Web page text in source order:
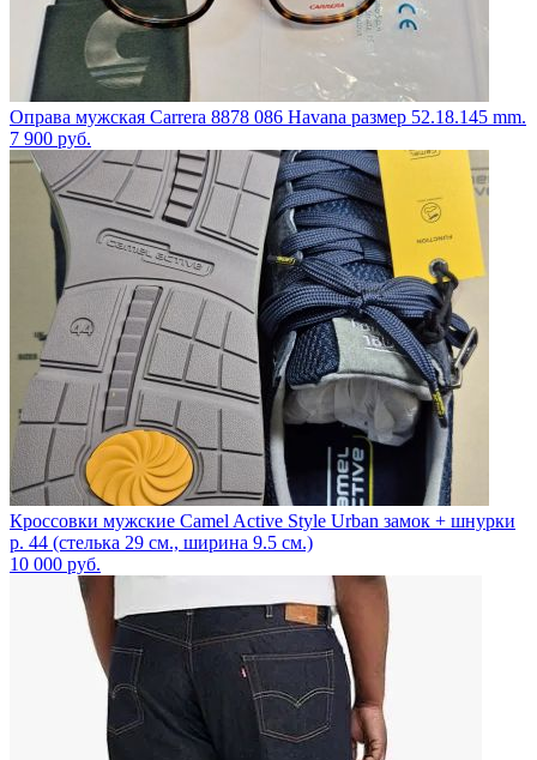
Оправа мужская Carrera 8878 086 Havana размер 52.18.145 mm.
7 900 руб.
Кроссовки мужские Camel Active Style Urban замок + шнурки
р. 44 (стелька 29 см., ширина 9.5 см.)
10 000 руб.